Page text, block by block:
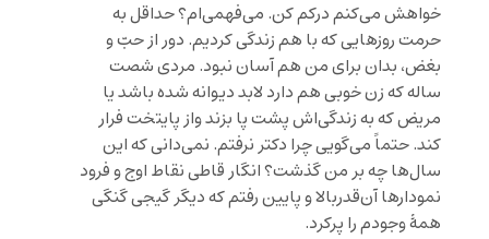
خواهش می‌کنم درکم کن. می‌فهمی‌ام؟ حداقل به
حرمت روزهایی که با هم زندگی کردیم. دور از حبّ و
بغض، بدان برای من هم آسان نبود. مردی شصت
ساله که زن خوبی هم دارد لابد دیوانه شده باشد یا
مریض که به زندگی‌اش پشت پا بزند واز پایتخت فرار
کند. حتماً می‌گویی چرا دکتر نرفتم. نمی‌دانی که این
سال‌ها چه بر من گذشت؟ انگار قاطی نقاط اوج و فرود
نمودارها آن‌قدربالا و پایین رفتم که دیگر گیجی گنگی
همۀ وجودم را پرکرد.